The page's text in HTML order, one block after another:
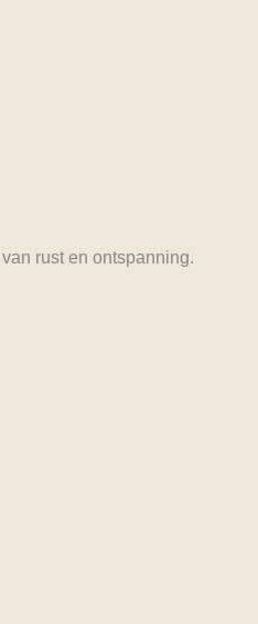
rust en ontspanning.